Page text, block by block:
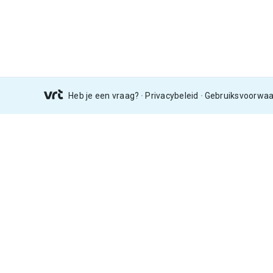
Heb je een vraag? Privacybeleid